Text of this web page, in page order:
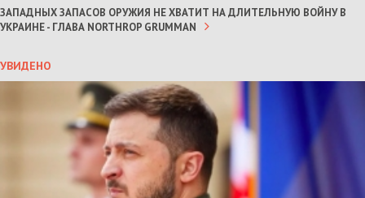
ЗАПАДНЫХ ЗАПАСОВ ОРУЖИЯ НЕ ХВАТИТ НА ДЛИТЕЛЬНУЮ ВОЙНУ В
УКРАИНЕ - ГЛАВА NORTHROP GRUMMAN
УВИДЕНО